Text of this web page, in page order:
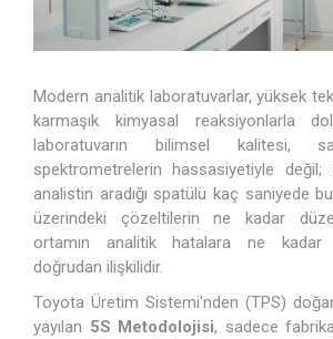
Modern analitik laboratuvarlar, yüksek
karmaşık kimyasal reaksiyonlarla
laboratuvarın bilimsel kalitesi,
spektrometrelerin hassasiyetiyle değil;
analistin aradığı spatülü kaç saniyede
üzerindeki çözeltilerin ne kadar
ortamın analitik hatalara ne kadar
doğrudan ilişkilidir.
Toyota Üretim Sistemi'nden (TPS)
yayılan 5S Metodolojisi, sadece